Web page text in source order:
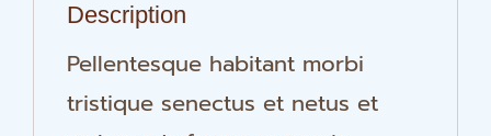
Description
Pellentesque habitant morbi
tristique senectus et netus et